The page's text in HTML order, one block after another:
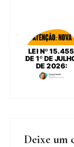
Deixe um